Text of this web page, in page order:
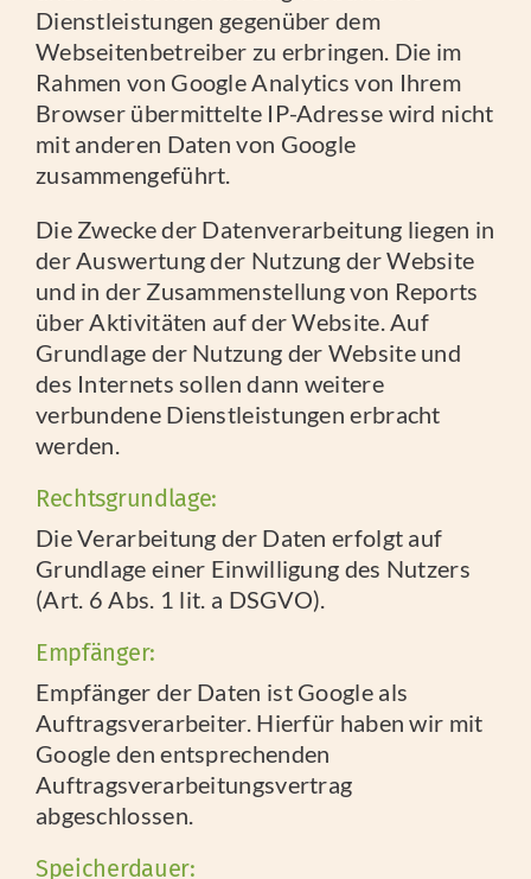
Dienstleistungen gegenüber dem
Webseitenbetreiber zu erbringen. Die im
Rahmen von Google Analytics von Ihrem
Browser übermittelte IP-Adresse wird nicht
mit anderen Daten von Google
zusammengeführt.
Die Zwecke der Datenverarbeitung liegen in
der Auswertung der Nutzung der Website
und in der Zusammenstellung von Reports
über Aktivitäten auf der Website. Auf
Grundlage der Nutzung der Website und
des Internets sollen dann weitere
verbundene Dienstleistungen erbracht
werden.
Rechtsgrundlage:
Die Verarbeitung der Daten erfolgt auf
Grundlage einer Einwilligung des Nutzers
(Art. 6 Abs. 1 lit. a DSGVO).
Empfänger:
Empfänger der Daten ist Google als
Auftragsverarbeiter. Hierfür haben wir mit
Google den entsprechenden
Auftragsverarbeitungsvertrag
abgeschlossen.
Speicherdauer: